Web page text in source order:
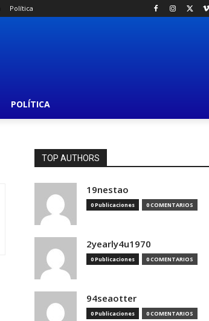
Política
POLÍTICA
TOP AUTHORS
19nestao
0 Publicaciones 0 COMENTARIOS
2yearly4u1970
0 Publicaciones 0 COMENTARIOS
94seaotter
0 Publicaciones 0 COMENTARIOS